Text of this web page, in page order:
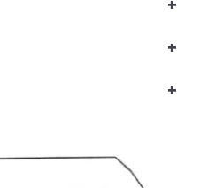
+
+